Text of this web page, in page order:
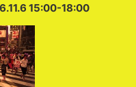
15:00-18:00